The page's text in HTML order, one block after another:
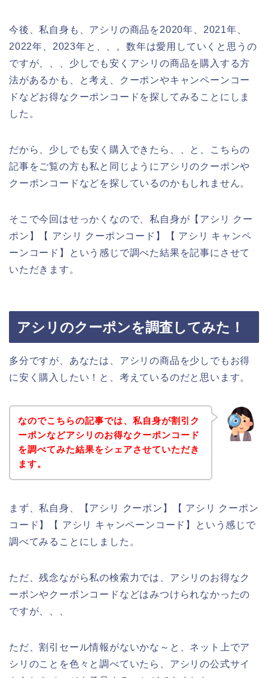
今後、私自身も、アシリの商品を2020年、2021年、
2022年、2023年と、、。数年は愛用していくと思うの
ですが、、、少しでも安くアシリの商品を購入する方
法があるかも、と考え、クーポンやキャンペーンコー
ドなどお得なクーポンコードを探してみることにしま
した。
だから、少しでも安く購入できたら、、と、こちらの
記事をご覧の方も私と同じようにアシリのクーポンや
クーポンコードなどを探しているのかもしれません。
そこで今回はせっかくなので、私自身が【アシリ クー
ポン】【 アシリ クーポンコード】【 アシリ キャンペ
ーンコード】という感じで調べた結果を記事にさせて
いただきます。
アシリのクーポンを調査してみた！
多分ですが、あなたは、アシリの商品を少しでもお得
に安く購入したい！と、考えているのだと思います。
なのでこちらの記事では、私自身が割引ク
ーポンなどアシリのお得なクーポンコード
を調べてみた結果をシェアさせていただき
ます。
まず、私自身、【アシリ クーポン】【 アシリ クーポン
コード】【 アシリ キャンペーンコード】という感じで
調べてみることにしました。
ただ、残念ながら私の検索力では、アシリのお得なク
ーポンやクーポンコードなどはみつけられなかったの
ですが、、、
ただ、割引セール情報がないかな～と、ネット上でア
シリのことを色々と調べていたら、アシリの公式サイ